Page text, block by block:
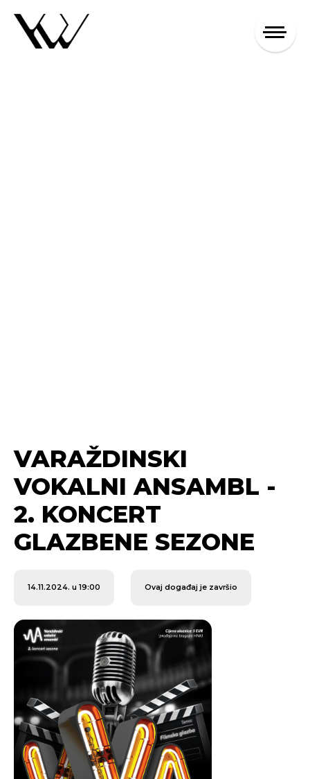
VARAŽDINSKI
VOKALNI ANSAMBL -
2. KONCERT
GLAZBENE SEZONE
14.11.2024. u 19:00 Ovaj događaj je završio